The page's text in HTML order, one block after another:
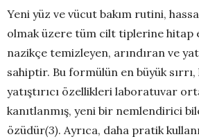
Yeni yüz ve vücut bakım rutini,
olmak üzere tüm cilt tiplerine hitap
nazikçe temizleyen, arındıran ve
sahiptir. Bu formülün en büyük
yatıştırıcı özellikleri laboratuvar
kanıtlanmış, yeni bir nemlendirici
özüdür(3). Ayrıca, daha pratik